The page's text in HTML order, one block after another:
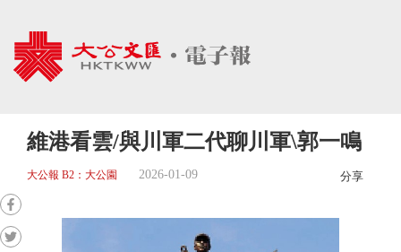
維港看雲/與川軍二代聊川軍\郭一鳴
大公報 B2：大公園 2026-01-09 分享